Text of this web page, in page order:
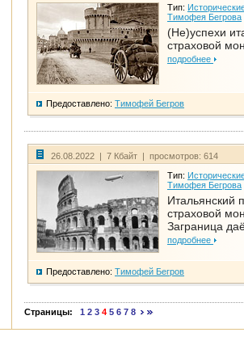
Тип:
Тимофея Бегрова
(Не)успехи
страховой
подробнее
Предоставлено: Тимофей Бегров
26.08.2022 | 7 Кбайт | просмотров: 614
Тип:
Тимофея Бегрова
Итальянский
страховой
Заграница
подробнее
Предоставлено: Тимофей Бегров
Страницы: 1 2 3 4 5 6 7 8